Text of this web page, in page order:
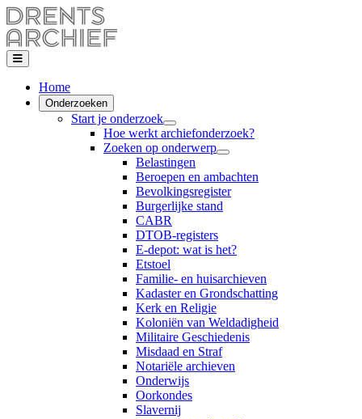
Home
Onderzoeken
Start je onderzoek
Hoe werkt archiefonderzoek?
Zoeken op onderwerp
Belastingen
Beroepen en ambachten
Bevolkingsregister
Burgerlijke stand
CABR
DTOB-registers
E-depot: wat is het?
Etstoel
Familie- en huisarchieven
Kadaster en Grondschatting
Kerk en Religie
Koloniën van Weldadigheid
Militaire Geschiedenis
Misdaad en Straf
Notariële archieven
Onderwijs
Oorkondes
Slavernij